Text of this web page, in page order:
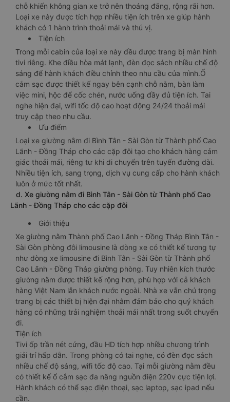
chỗ khiến không gian xe trở nên thoáng đãng, rộng rãi hơn.
Loại xe này được tích hợp nhiều tiện ích trên xe giúp hành
khách có 1 hành trình thoải mái và thú vị.
Tiện ích
Trong mỗi cabin của loại xe này đều được trang bị màn hình
tivi riêng. Khe điều hòa mát lạnh, đèn đọc sách nhiều chế độ
sáng để hành khách điều chỉnh theo nhu cầu của mình.Ổ
cắm sạc được thiết kế ngay bên cạnh chỗ nằm, bàn làm
việc mini, hộc để cốc chén, nước uống đầy đủ tiện ích. Tai
nghe hiện đại, wifi tốc độ cao hoạt động 24/24 thoải mái
truy cập theo nhu cầu.
Ưu điểm
Loại xe giường nằm đi Bình Tân - Sài Gòn từ Thành phố Cao
Lãnh - Đồng Tháp cho các cặp đôi tạo cho khách hàng cảm
giác thoải mái, riêng tư khi di chuyển trên tuyến đường dài.
Nhiều tiện ích, sang trọng, dịch vụ cung cấp cho hành khách
luôn ở mức tốt nhất.
d. Xe giường nằm đi Bình Tân - Sài Gòn từ Thành phố Cao
Lãnh - Đồng Tháp cho các cặp đôi
Giới thiệu
Xe giường nằm Thành phố Cao Lãnh - Đồng Tháp Bình Tân -
Sài Gòn phòng đôi limousine là dòng xe có thiết kế tương tự
như dòng xe limousine đi Bình Tân - Sài Gòn từ Thành phố
Cao Lãnh - Đồng Tháp giường phòng. Tuy nhiên kích thước
giường nằm được thiết kế rộng hơn, phù hợp với cả khách
hàng Việt Nam lẫn khách nước ngoài. Nhà xe vẫn chú trọng
trang bị các thiết bị hiện đại nhằm đảm bảo cho quý khách
hàng có những trải nghiệm thoải mái nhất trong suốt chuyến
đi.
Tiện ích
Tivi ốp trần nét cứng, đầu HD tích hợp nhiều chương trình
giải trí hấp dẫn. Trong phòng có tai nghe, có đèn đọc sách
nhiều chế độ sáng, wifi tốc độ cao. Tại mỗi giường nằm đều
có thiết kế ổ cắm sạc đa năng nguồn điện 220v cực tiện lợi.
Hành khách có thể sạc điện thoại, sạc laptop, sạc ipad nếu
cần.